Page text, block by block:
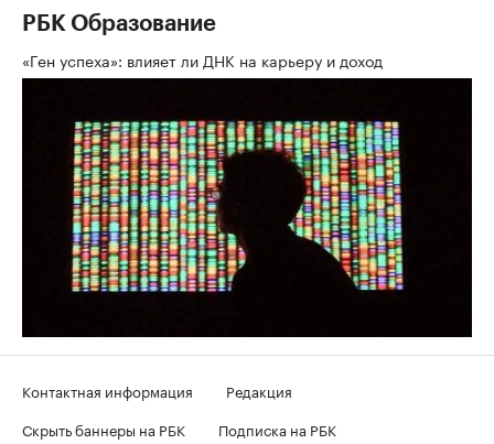
РБК Образование
«Ген успеха»: влияет ли ДНК на карьеру и доход
Контактная информация
Редакция
Скрыть баннеры на РБК
Подписка на РБК